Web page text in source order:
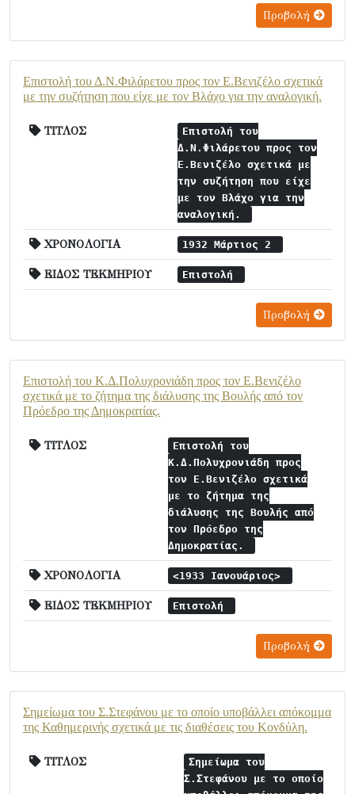
Προβολή
Επιστολή του Δ.Ν.Φιλάρετου προς τον Ε.Βενιζέλο σχετικά
με την συζήτηση που είχε με τον Βλάχο για την αναλογική.
ΤΙΤΛΟΣ
Επιστολή του
Δ.Ν.Φιλάρετου προς τον
Ε.Βενιζέλο σχετικά με
την συζήτηση που είχε
με τον Βλάχο για την
αναλογική.
ΧΡΟΝΟΛΟΓΙΑ 1932 Μάρτιος 2
ΕΙΔΟΣ ΤΕΚΜΗΡΙΟΥ Επιστολή
Προβολή
Επιστολή του Κ.Δ.Πολυχρονιάδη προς τον Ε.Βενιζέλο
σχετικά με το ζήτημα της διάλυσης της Βουλής από τον
Πρόεδρο της Δημοκρατίας.
ΤΙΤΛΟΣ
Επιστολή του
Κ.Δ.Πολυχρονιάδη προς
τον Ε.Βενιζέλο σχετικά
με το ζήτημα της
διάλυσης της Βουλής από
τον Πρόεδρο της
Δημοκρατίας.
ΧΡΟΝΟΛΟΓΙΑ <1933 Ιανουάριος>
ΕΙΔΟΣ ΤΕΚΜΗΡΙΟΥ Επιστολή
Προβολή
Σημείωμα του Σ.Στεφάνου με το οποίο υποβάλλει απόκομμα
της Καθημερινής σχετικά με τις διαθέσεις του Κονδύλη.
ΤΙΤΛΟΣ
Σημείωμα του
Σ.Στεφάνου με το οποίο